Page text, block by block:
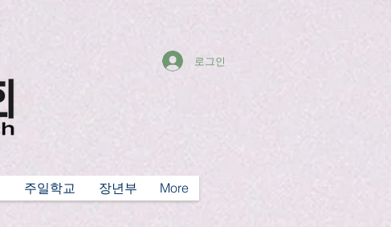
로그인
주일학교 장년부 More